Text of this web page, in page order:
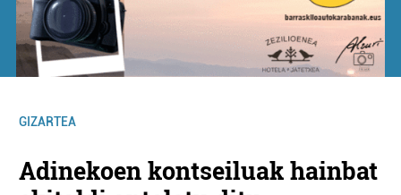
GIZARTEA
Adinekoen kontseiluak hainbat